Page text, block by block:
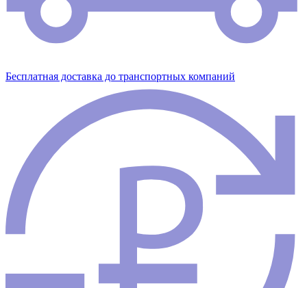
Бесплатная доставка до транспортных компаний